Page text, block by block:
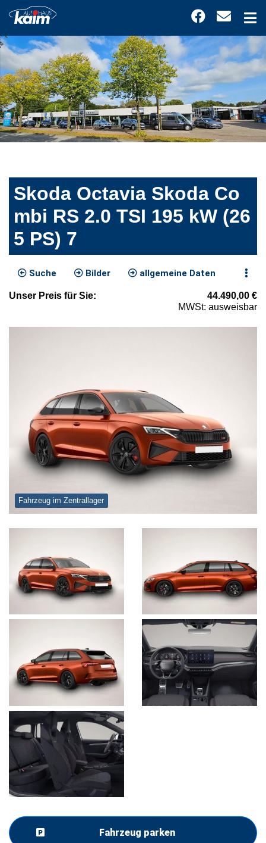
Skoda Octavia Skoda Co
mbi RS 2.0 TSI 195 kW (26
5 PS) 7
Suche Bilder allgemeine Daten
Unser Preis für Sie: 44.490,00 €
MWSt: ausweisbar
Fahrzeug im Zentrallager
Fahrzeug parken